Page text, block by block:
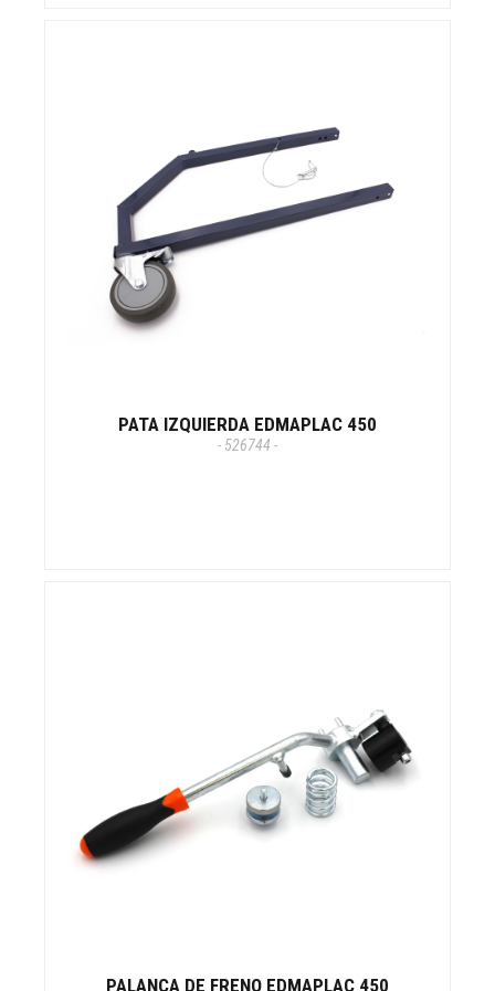
PATA IZQUIERDA EDMAPLAC 450
- 526744 -
PALANCA DE FRENO EDMAPLAC 450